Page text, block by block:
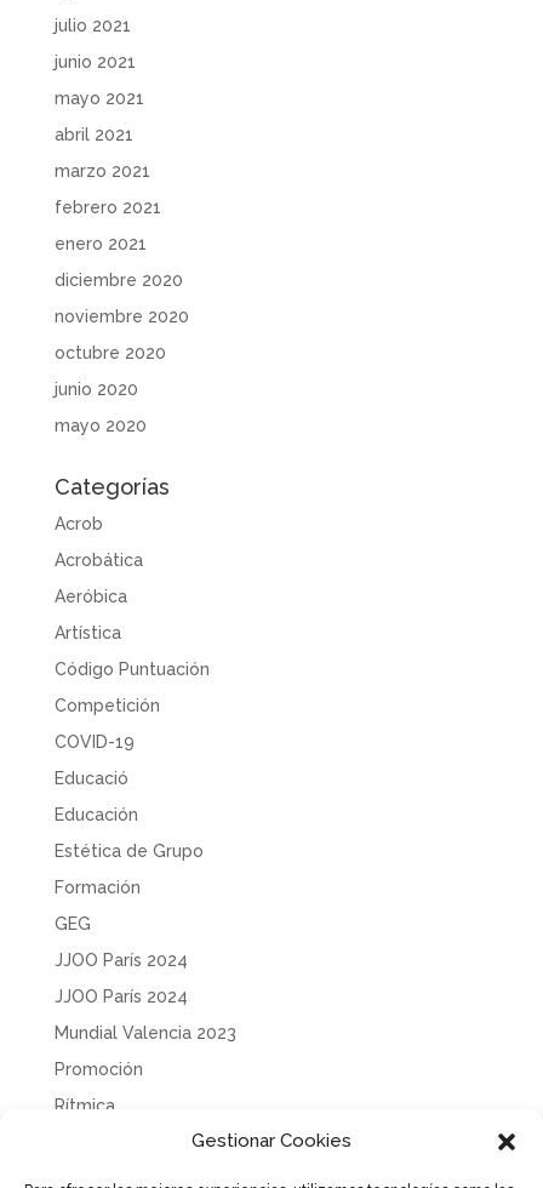
Gestionar Cookies
julio 2021
junio 2021
mayo 2021
abril 2021
marzo 2021
febrero 2021
enero 2021
diciembre 2020
noviembre 2020
octubre 2020
junio 2020
mayo 2020
Categorías
Acrob
Acrobática
Aeróbica
Artística
Código Puntuación
Competición
COVID-19
Educació
Educación
Estética de Grupo
Formación
GEG
JJOO París 2024
JJOO París 2024
Mundial Valencia 2023
Promoción
Rítmica